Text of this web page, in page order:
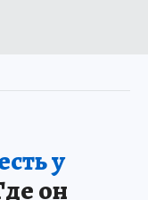
у
он